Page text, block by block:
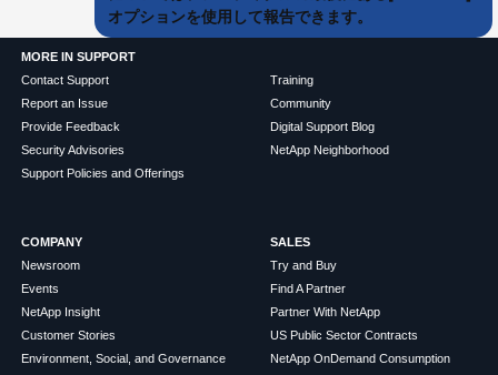
オプションを使用して報告できます。
MORE IN SUPPORT
Contact Support
Report an Issue
Provide Feedback
Security Advisories
Support Policies and Offerings
Training
Community
Digital Support Blog
NetApp Neighborhood
COMPANY
Newsroom
Events
NetApp Insight
Customer Stories
Environment, Social, and Governance
SALES
Try and Buy
Find A Partner
Partner With NetApp
US Public Sector Contracts
NetApp OnDemand Consumption